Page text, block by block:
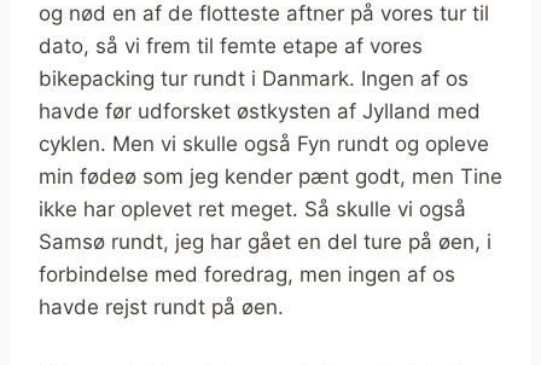
og nød en af de flotteste aftner på vores tur til
dato, så vi frem til femte etape af vores
bikepacking tur rundt i Danmark. Ingen af os
havde før udforsket østkysten af Jylland med
cyklen. Men vi skulle også Fyn rundt og opleve
min fødeø som jeg kender pænt godt, men Tine
ikke har oplevet ret meget. Så skulle vi også
Samsø rundt, jeg har gået en del ture på øen, i
forbindelse med foredrag, men ingen af os
havde rejst rundt på øen.